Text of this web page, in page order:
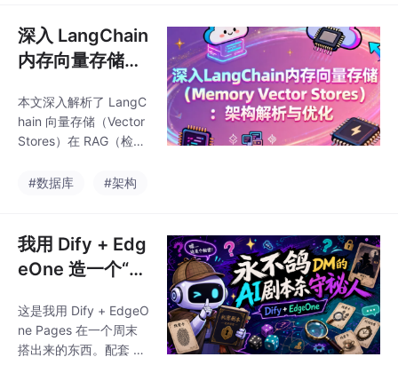
深入 LangChain
内存向量存储
tor Stores）：
架构解析与优化
本文深入解析了 LangC
hain 向量存储（Vector
Stores）在 RAG（检索
心作用。文章首先阐述
询转化为高维向量，利
用余弦相似度等算法进
行语义匹配，而非传统
绍了如何利用 SIMD 指
令集和近似最近邻（AN
N）技术（如 FAISS）
#数据库 #架构
我用 Dify + Edg
eOne 造一个“永
剧本杀守秘人！
这是我用 Dify + EdgeO
ne Pages 在一个周末
搭出来的东西。配套 Dif